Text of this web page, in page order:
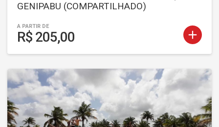
add
GENIPABU (COMPARTILHADO)
A PARTIR DE
R$ 205,00